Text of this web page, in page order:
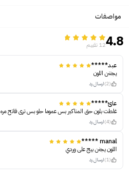
مواصفات
4.812 تقييم
عبد*****
يجننن اللون
(2) ارسال رد
عائ*****
غلطت بلون حق المناكير بس عموما حلو بس ترى فاتح مره
(4) ارسال رد
manal *****
اللون يجنن بيج على وردي
(1) ارسال رد